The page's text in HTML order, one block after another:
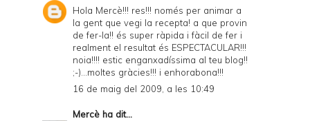
Hola Mercè!!! res!!! només per animar a
la gent que vegi la recepta! a que provin
de fer-la!! és super ràpida i fàcil de fer i
realment el resultat és ESPECTACULAR!!!
noia!!!! estic enganxadíssima al teu blog!!
;-)...moltes gràcies!!! i enhorabona!!!
16 de maig del 2009, a les 10:49
Mercè ha dit...